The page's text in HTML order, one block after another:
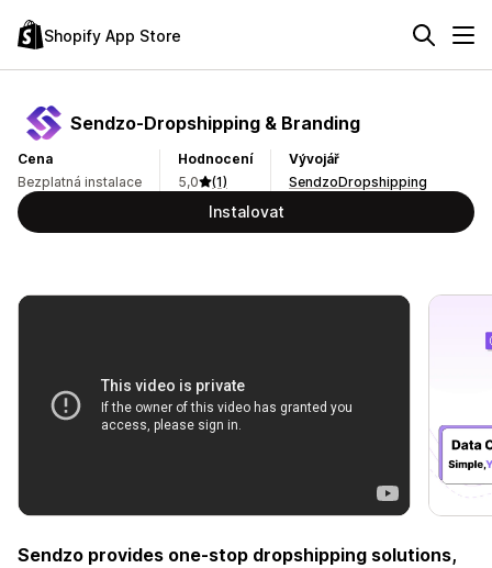
Shopify App Store
Sendzo‑Dropshipping & Branding
Cena
Bezplatná instalace
Hodnocení
5,0
(1)
Vývojář
SendzoDropshipping
Instalovat
Sendzo provides one-stop dropshipping solutions,